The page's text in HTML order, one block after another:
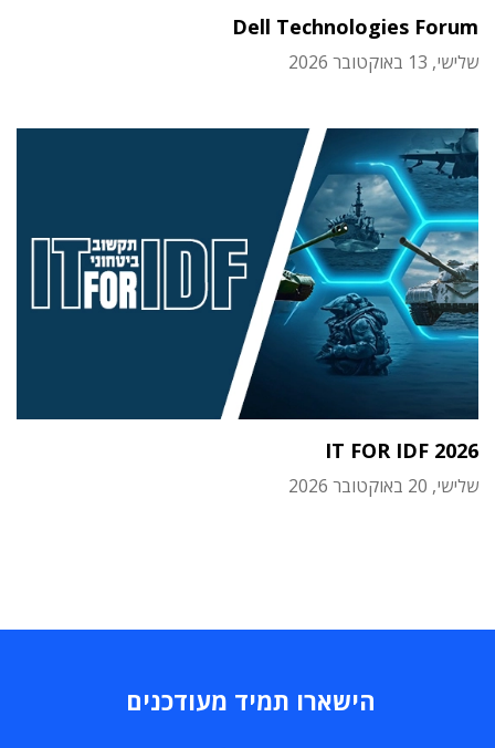
Dell Technologies Forum
שלישי, 13 באוקטובר 2026
IT FOR IDF 2026
שלישי, 20 באוקטובר 2026
הישארו תמיד מעודכנים